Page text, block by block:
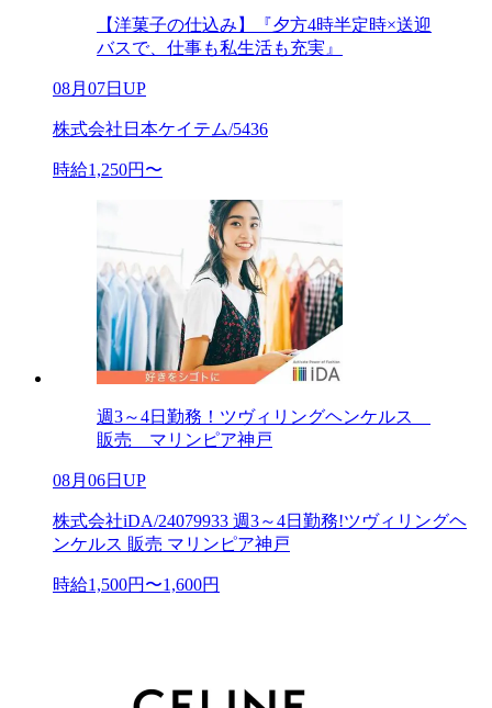
【洋菓子の仕込み】『夕方4時半定時×送迎
バスで、仕事も私生活も充実』
08月07日UP
株式会社日本ケイテム/5436
時給1,250円〜
週3～4日勤務！ツヴィリングヘンケルス
販売 マリンピア神戸
08月06日UP
株式会社iDA/24079933 週3～4日勤務!ツヴィリングヘ
ンケルス 販売 マリンピア神戸
時給1,500円〜1,600円